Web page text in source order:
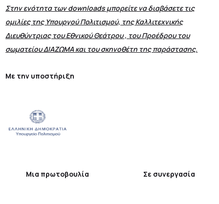
Στην ενότητα των downloads μπορείτε να διαβάσετε τις
ομιλίες της Υπουργού Πολιτισμού, της Καλλιτεχνικής
Διευθύντριας του Εθνικού Θεάτρου , του Προέδρου του
σωματείου ΔΙΑΖΩΜΑ και του σκηνοθέτη της παράστασης.
Με την υποστήριξη
Μια πρωτοβουλία Σε συνεργασία